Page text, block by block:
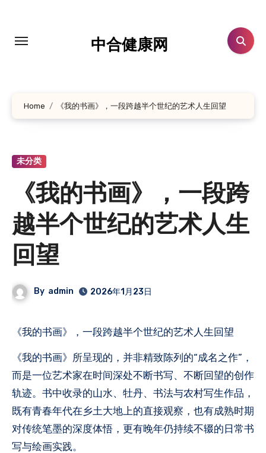
中合健康网
Home 《我的书画》，一段跨越半个世纪的艺术人生回望
未分类
《我的书画》，一段跨
越半个世纪的艺术人生
回望
By admin 2026年1月23日
《我的书画》，一段跨越半个世纪的艺术人生回望
《我的书画》所呈现的，并非精致陈列的“成名之作”，
而是一位艺术家在时间深处不断书写、不断回望的创作
轨迹。书中收录的山水、牡丹、书法与农村写生作品，
既有青春年代在乡土大地上的直接观察，也有成熟时期
对传统笔墨的深度体悟，更有晚年仍持续不辍的日常书
写与绘画实践。